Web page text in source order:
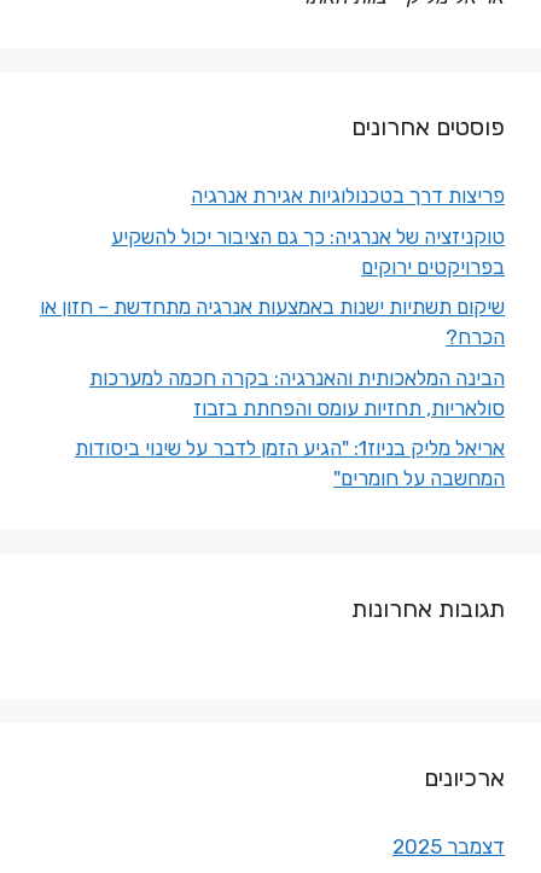
פוסטים אחרונים
פריצות דרך בטכנולוגיות אגירת אנרגיה
טוקניזציה של אנרגיה: כך גם הציבור יכול להשקיע
בפרויקטים ירוקים
שיקום תשתיות ישנות באמצעות אנרגיה מתחדשת – חזון או
הכרח?
הבינה המלאכותית והאנרגיה: בקרה חכמה למערכות
סולאריות, תחזיות עומס והפחתת בזבוז
אריאל מליק בניוז1: "הגיע הזמן לדבר על שינוי ביסודות
המחשבה על חומרים"
תגובות אחרונות
ארכיונים
דצמבר 2025